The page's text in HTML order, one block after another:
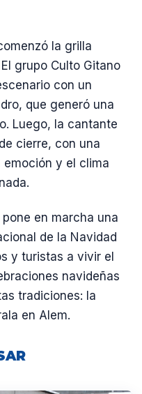
la grilla
grupo Culto Gitano
con un
que generó una
Luego, la cantante
cierre, con una
y el clima
en marcha una
de la Navidad
y turistas a vivir el
navideñas
tradiciones: la
en Alem.